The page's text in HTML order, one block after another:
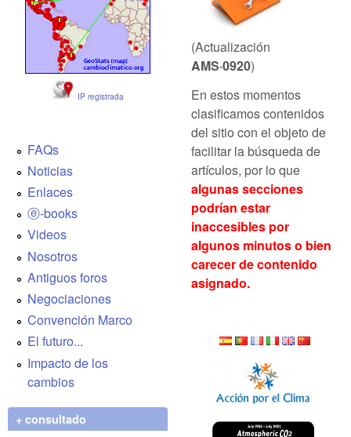
IP registrada
FAQs
Noticias
Enlaces
ⓔ-books
Videos
Nosotros
Antiguos foros
Negociaciones
Convención Marco
El futuro...
Impacto de los
cambios
+ consultado
(Actualización
AMS·0920)
En estos momentos
clasificamos contenidos
del sitio con el objeto de
facilitar la búsqueda de
artículos, por lo que
algunas secciones
podrían estar
inaccesibles por
algunos minutos o bien
carecer de contenido
asignado.